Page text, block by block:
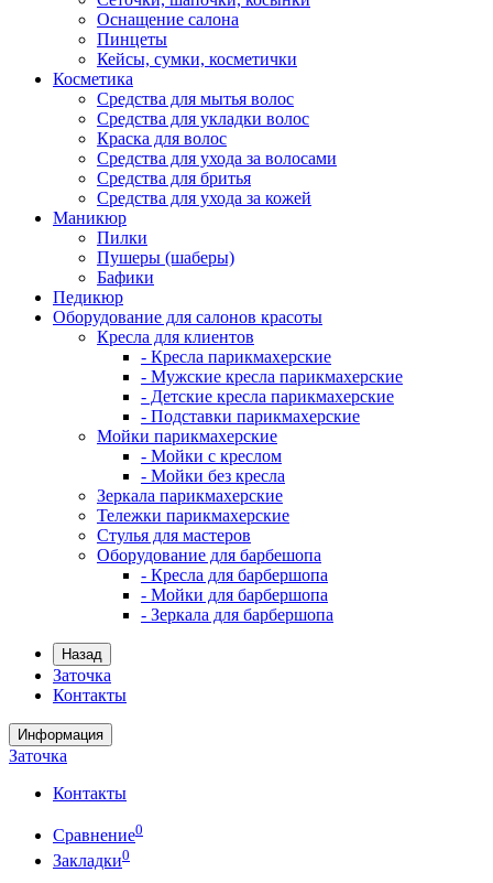
Оснащение салона
Пинцеты
Кейсы, сумки, косметички
Косметика
Средства для мытья волос
Средства для укладки волос
Краска для волос
Средства для ухода за волосами
Средства для бритья
Средства для ухода за кожей
Маникюр
Пилки
Пушеры (шаберы)
Бафики
Педикюр
Оборудование для салонов красоты
Кресла для клиентов
- Кресла парикмахерские
- Мужские кресла парикмахерские
- Детские кресла парикмахерские
- Подставки парикмахерские
Мойки парикмахерские
- Мойки с креслом
- Мойки без кресла
Зеркала парикмахерские
Тележки парикмахерские
Стулья для мастеров
Оборудование для барбешопа
- Кресла для барбершопа
- Мойки для барбершопа
- Зеркала для барбершопа
Назад
Заточка
Контакты
Информация
Заточка
Контакты
Сравнение0
Закладки0